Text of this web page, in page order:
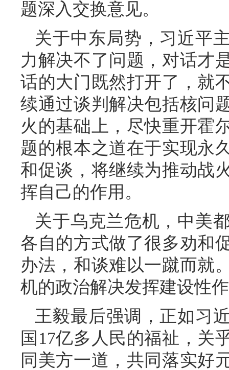
题深入交换意见。
关于中东局势，习近平
力解决不了问题，对话才
话的大门既然打开了，就
续通过谈判解决包括核问
火的基础上，尽快重开霍
题的根本之道在于实现永
和促谈，将继续为推动战
挥自己的作用。
关于乌克兰危机，中美
各自的方式做了很多劝和
办法，和谈难以一蹴而就
机的政治解决发挥建设性
王毅最后强调，正如习
国17亿多人民的福祉，关
同美方一道，共同落实好